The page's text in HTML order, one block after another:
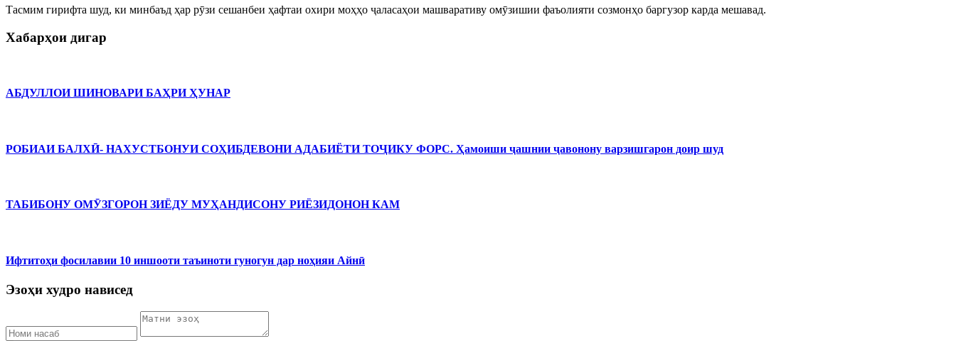
Тасмим гирифта шуд, ки минбаъд ҳар рӯзи сешанбеи ҳафтаи охири моҳҳо ҷаласаҳои машваративу омӯзишии фаъолияти созмонҳо баргузор карда мешавад.
Хабарҳои дигар
АБДУЛЛОИ ШИНОВАРИ БАҲРИ ҲУНАР
РОБИАИ БАЛХӢ- НАХУСТБОНУИ СОҲИБДЕВОНИ АДАБИЁТИ ТОҶИКУ ФОРС. Ҳамоиши ҷашнии ҷавонону варзишгарон доир шуд
ТАБИБОНУ ОМӮЗГОРОН ЗИЁДУ МУҲАНДИСОНУ РИЁЗИДОНОН КАМ
Ифтитоҳи фосилавии 10 иншооти таъиноти гуногун дар ноҳияи Айнӣ
Эзоҳи худро нависед